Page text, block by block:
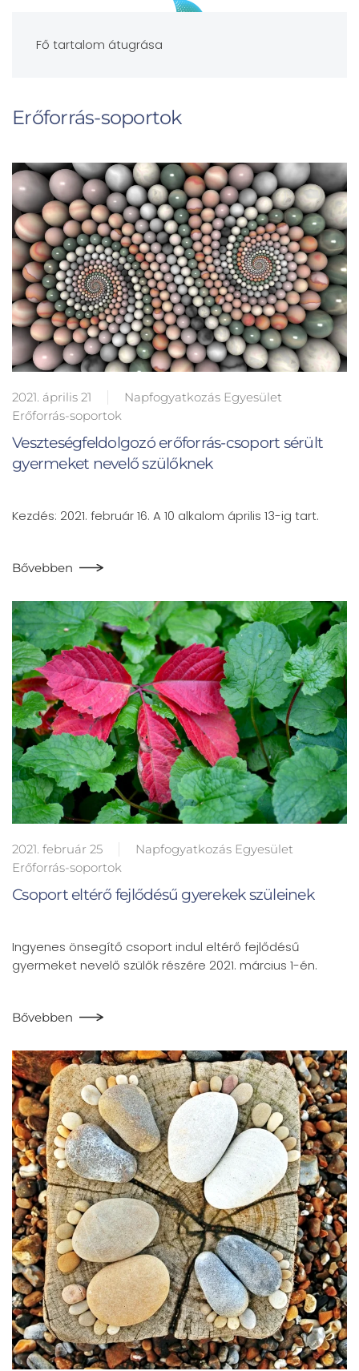
Fő tartalom átugrása
Erőforrás-soportok
2021. április 21
Napfogyatkozás Egyesület
Erőforrás-soportok
Veszteségfeldolgozó erőforrás-csoport sérült
gyermeket nevelő szülőknek
Kezdés: 2021. február 16. A 10 alkalom április 13-ig tart.
Bővebben
2021. február 25
Napfogyatkozás Egyesület
Erőforrás-soportok
Csoport eltérő fejlődésű gyerekek szüleinek
Ingyenes önsegítő csoport indul eltérő fejlődésű
gyermeket nevelő szülők részére 2021. március 1-én.
Bővebben